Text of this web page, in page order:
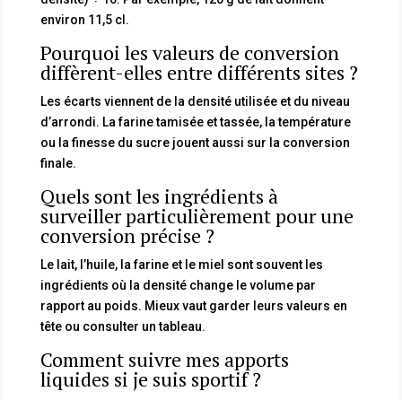
environ 11,5 cl.
Pourquoi les valeurs de conversion
diffèrent-elles entre différents sites ?
Les écarts viennent de la densité utilisée et du niveau
d’arrondi. La farine tamisée et tassée, la température
ou la finesse du sucre jouent aussi sur la conversion
finale.
Quels sont les ingrédients à
surveiller particulièrement pour une
conversion précise ?
Le lait, l’huile, la farine et le miel sont souvent les
ingrédients où la densité change le volume par
rapport au poids. Mieux vaut garder leurs valeurs en
tête ou consulter un tableau.
Comment suivre mes apports
liquides si je suis sportif ?